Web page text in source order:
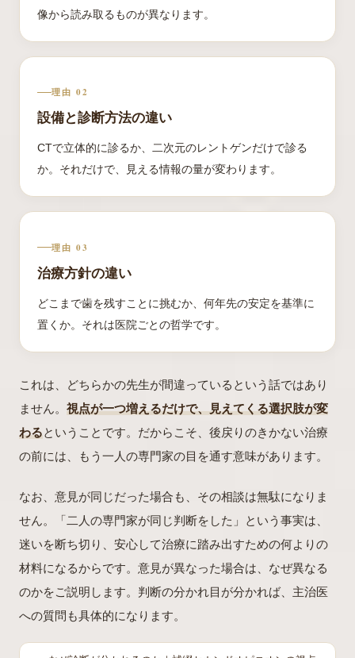
像から読み取るものが異なります。
理由 02
設備と診断方法の違い
CTで立体的に診るか、二次元のレントゲンだけで診る
か。それだけで、見える情報の量が変わります。
理由 03
治療方針の違い
どこまで歯を残すことに挑むか、何年先の安定を基準に
置くか。それは医院ごとの哲学です。
これは、どちらかの先生が間違っているという話ではあり
ません。 視点が一つ増えるだけで、見えてくる選択肢が変
わるということです。だからこそ、後戻りのきかない治療
の前には、もう一人の専門家の目を通す意味があります。
なお、意見が同じだった場合も、その相談は無駄になりま
せん。「二人の専門家が同じ判断をした」という事実は、
迷いを断ち切り、安心して治療に踏み出すための何よりの
材料になるからです。意見が異なった場合は、なぜ異なる
のかをご説明します。判断の分かれ目が分かれば、主治医
への質問も具体的になります。